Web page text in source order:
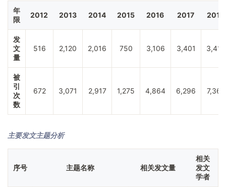
年
限
2012 2013 2014 2015 2016 2017 2018
发
文
量
516 2,120 2,016 750 3,106 3,401 3,412
被
引
次
数
672 3,071 2,917 1,275 4,864 6,296 7,361
主要发文主题分析
序号 主题名称 相关发文量
相关
发文
学者